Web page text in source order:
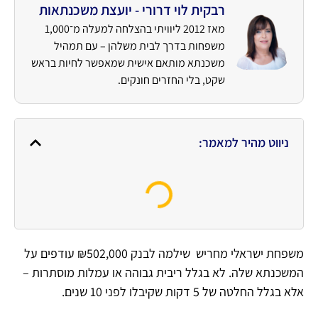
רבקית לוי דרורי - יועצת משכנתאות
מאז 2012 ליוויתי בהצלחה למעלה מ־1,000
משפחות בדרך לבית משלהן – עם תמהיל
משכנתא מותאם אישית שמאפשר לחיות בראש
שקט, בלי החזרים חונקים.
ניווט מהיר למאמר:
משפחת ישראלי מחריש שילמה לבנק ₪502,000 עודפים על
המשכנתא שלה. לא בגלל ריבית גבוהה או עמלות מוסתרות –
אלא בגלל החלטה של 5 דקות שקיבלו לפני 10 שנים.